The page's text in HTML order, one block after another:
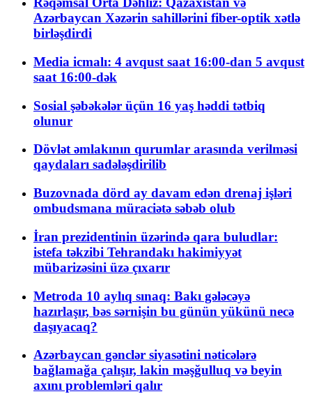
Azərbaycan Xəzərin sahillərini fiber-optik xətlə
birləşdirdi
Media icmalı: 4 avqust saat 16:00-dan 5 avqust
saat 16:00-dək
Sosial şəbəkələr üçün 16 yaş həddi tətbiq
olunur
Dövlət əmlakının qurumlar arasında verilməsi
qaydaları sadələşdirilib
Buzovnada dörd ay davam edən drenaj işləri
ombudsmana müraciətə səbəb olub
İran prezidentinin üzərində qara buludlar:
istefa təkzibi Tehrandakı hakimiyyət
mübarizəsini üzə çıxarır
Metroda 10 aylıq sınaq: Bakı gələcəyə
hazırlaşır, bəs sərnişin bu günün yükünü necə
daşıyacaq?
Azərbaycan gənclər siyasətini nəticələrə
bağlamağa çalışır, lakin məşğulluq və beyin
axını problemləri qalır